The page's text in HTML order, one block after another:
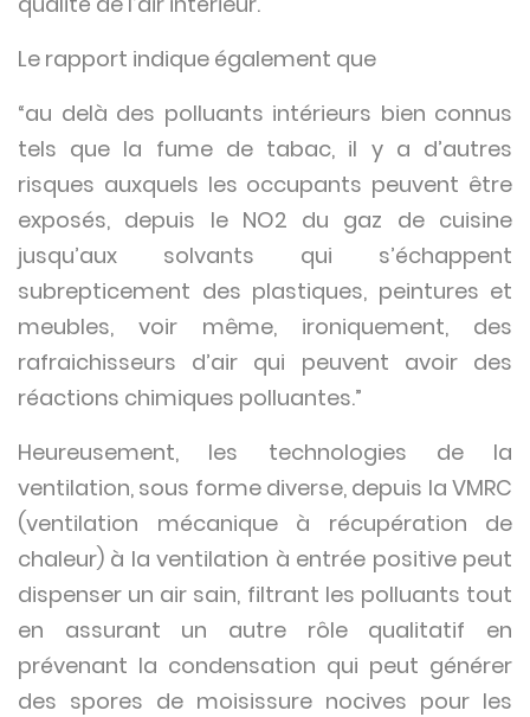
Le rapport indique également que
“au delà des polluants intérieurs bien connus
tels que la fume de tabac, il y a d’autres
risques auxquels les occupants peuvent être
exposés, depuis le NO2 du gaz de cuisine
jusqu’aux solvants qui s’échappent
subrepticement des plastiques, peintures et
meubles, voir même, ironiquement, des
rafraichisseurs d’air qui peuvent avoir des
réactions chimiques polluantes.”
Heureusement, les technologies de la
ventilation, sous forme diverse, depuis la VMRC
(ventilation mécanique à récupération de
chaleur) à la ventilation à entrée positive peut
dispenser un air sain, filtrant les polluants tout
en assurant un autre rôle qualitatif en
prévenant la condensation qui peut générer
des spores de moisissure nocives pour les